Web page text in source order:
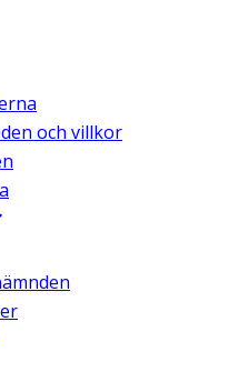
och villkor